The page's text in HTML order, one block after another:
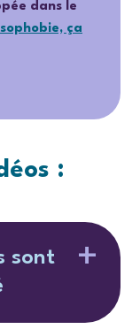
dans le
ça
:
sont